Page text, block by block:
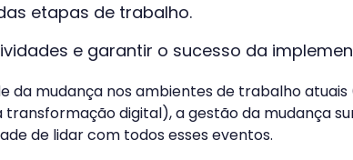
etapas de trabalho.
e garantir o sucesso da
da mudança nos ambientes de trabalho atuais
digital), a gestão da mudança
de lidar com todos esses eventos.